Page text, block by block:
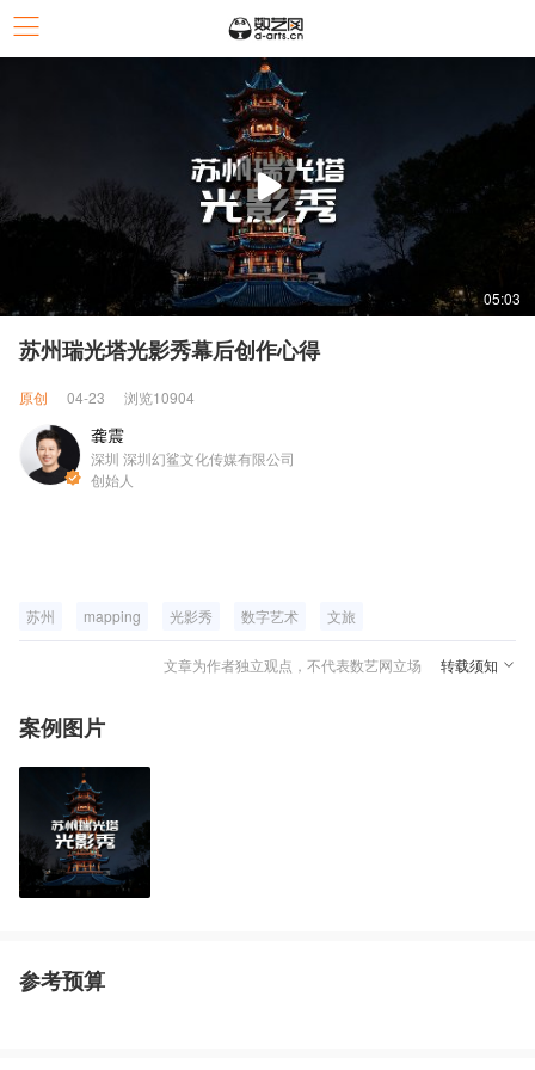
05:03
苏州瑞光塔光影秀幕后创作心得
原创 04-23 浏览10904
龚震
深圳 深圳幻鲨文化传媒有限公司
创始人
苏州 mapping 光影秀 数字艺术 文旅
文章为作者独立观点，不代表数艺网立场 转载须知
案例图片
参考预算